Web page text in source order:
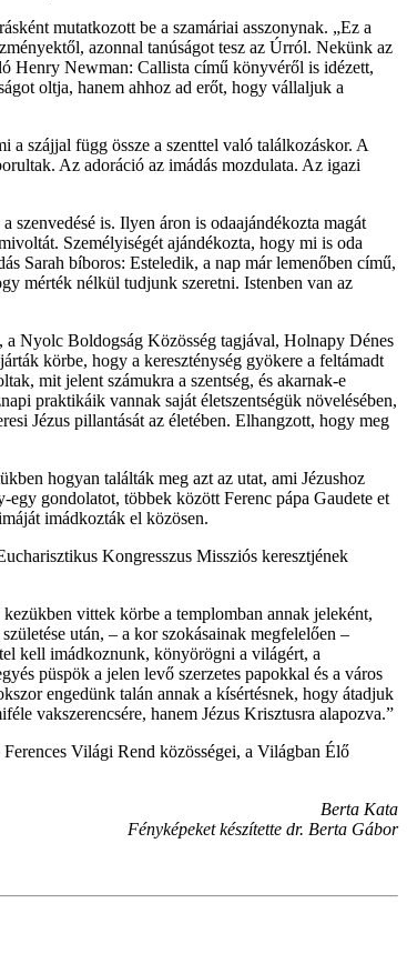
mutatkozott be a szamáriai asszonynak. „Ez a
azonnal tanúságot tesz az Úrról. Nekünk az
Henry Newman: Callista című könyvéről is idézett,
oltja, hanem ahhoz ad erőt, hogy vállaljuk a
a szájjal függ össze a szenttel való találkozáskor. A
Az adoráció az imádás mozdulata. Az igazi
szenvedésé is. Ilyen áron is odaajándékozta magát
Személyiségét ajándékozta, hogy mi is oda
Sarah bíboros: Esteledik, a nap már lemenőben című,
mérték nélkül tudjunk szeretni. Istenben van az
a Nyolc Boldogság Közösség tagjával, Holnapy Dénes
körbe, hogy a kereszténység gyökere a feltámadt
mit jelent számukra a szentség, és akarnak-e
praktikáik vannak saját életszentségük növelésében,
Jézus pillantását az életében. Elhangzott, hogy meg
hogyan találták meg azt az utat, ami Jézushoz
gondolatot, többek között Ferenc pápa Gaudete et
imádkozták el közösen.
Kongresszus Missziós keresztjének
vittek körbe a templomban annak jeleként,
után, – a kor szokásainak megfelelően –
kell imádkoznunk, könyörögni a világért, a
püspök a jelen levő szerzetes papokkal és a város
engedünk talán annak a kísértésnek, hogy átadjuk
vakszerencsére, hanem Jézus Krisztusra alapozva.”
Világi Rend közösségei, a Világban Élő
Berta Kata
Fényképeket készítette dr. Berta Gábor